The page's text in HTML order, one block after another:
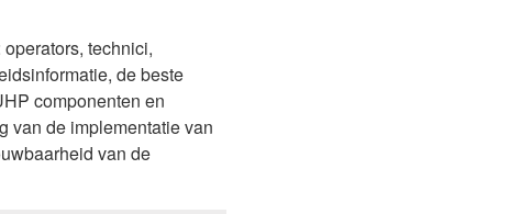
technici,
de beste
componenten en
van de implementatie van
van de